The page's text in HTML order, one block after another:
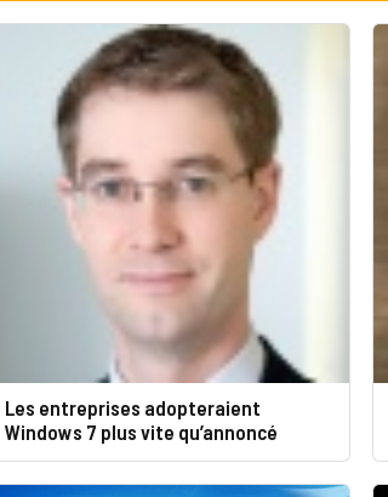
Les entreprises adopteraient
Windows 7 plus vite qu’annoncé